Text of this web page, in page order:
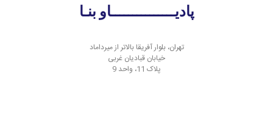
پادیـــــــــــــــاو بنـا
تهران، بلوار آفریقا بالاتر از میرداماد
خیابان قبادیان غربی
پلاک 11، واحد 9